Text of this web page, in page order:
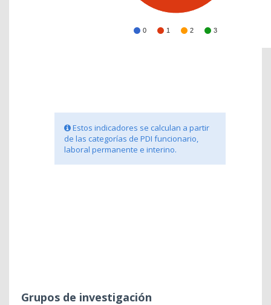
0 1 2 3
Estos indicadores se calculan a partir
de las categorías de PDI funcionario,
laboral permanente e interino.
Grupos de investigación